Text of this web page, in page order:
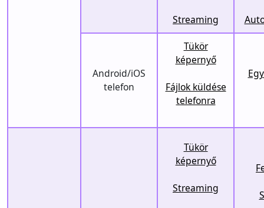
Streaming
Android/iOS
telefon
Tükör
képernyő
Fájlok küldése
telefonra
Tükör
képernyő
Streaming